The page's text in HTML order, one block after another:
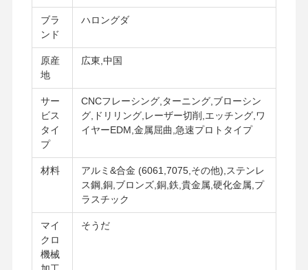
家へ 製品
工場 ツアー 品質管理
連絡 くださ
い
ニュース
今雑談しなさ
アルミニウムダイキャスティング
ブラ
ンド
ハロングダ
原産
地
広東,中国
サー
ビス
タイ
プ
CNCフレーシング,ターニング,ブローシン
グ,ドリリング,レーザー切削,エッチング,ワ
イヤーEDM,金属屈曲,急速プロトタイプ
材料
アルミ&合金 (6061,7075,その他),ステンレ
ス鋼,銅,ブロンズ,銅,鉄,貴金属,硬化金属,プ
ラスチック
マイ
クロ
機械
そうだ